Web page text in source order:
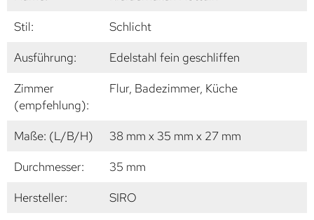
Stil:
Schlicht
Ausführung:
Edelstahl fein geschliffen
Zimmer
(empfehlung):
Flur, Badezimmer, Küche
Maße: (L/B/H)
38 mm x 35 mm x 27 mm
Durchmesser:
35 mm
Hersteller:
SIRO